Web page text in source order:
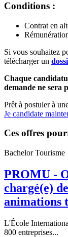
Conditions :
Contrat en
Si vous souhaitez
télécharger un
Chaque
demande ne sera
Prêt à postuler à
Je candidate
Ces offres
Bachelor Tourisme
PROMU -
chargé(e)
animations
L'École
800 entreprises...